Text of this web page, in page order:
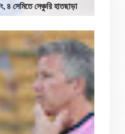
৪ সেমিতে সেঞ্চুরি হাতছাড়া